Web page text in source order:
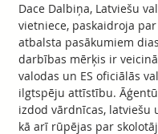
Dace Dalbiņa, Latviešu
vietniece, paskaidroja
atbalsta pasākumiem
darbības mērķis ir
valodas un ES oficiālās
ilgtspēju attīstību.
izdod vārdnīcas,
kā arī rūpējas par